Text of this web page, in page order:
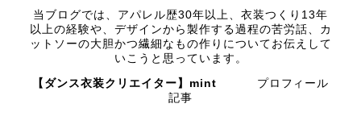
当ブログでは、アパレル歴30年以上、衣装つくり13年
以上の経験や、デザインから製作する過程の苦労話、カ
ットソーの大胆かつ繊細なもの作りについてお伝えして
いこうと思っています。
【ダンス衣装クリエイター】mint プロフィール
記事